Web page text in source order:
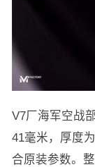
V7厂海军空战
41毫米，厚度
合原装参数。